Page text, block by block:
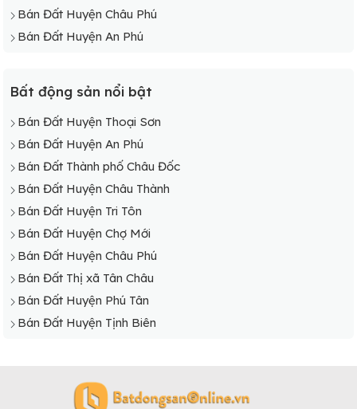
Bán Đất Huyện Châu Phú
Bán Đất Huyện An Phú
Bất động sản nổi bật
Bán Đất Huyện Thoại Sơn
Bán Đất Huyện An Phú
Bán Đất Thành phố Châu Đốc
Bán Đất Huyện Châu Thành
Bán Đất Huyện Tri Tôn
Bán Đất Huyện Chợ Mới
Bán Đất Huyện Châu Phú
Bán Đất Thị xã Tân Châu
Bán Đất Huyện Phú Tân
Bán Đất Huyện Tịnh Biên